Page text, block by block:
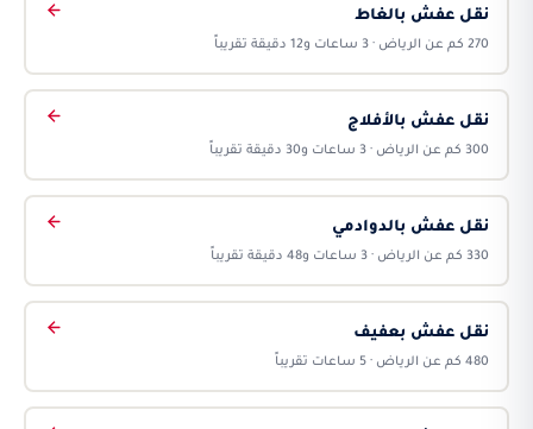
نقل عفش بالغاط
270 كم عن الرياض · 3 ساعات و12 دقيقة تقريباً
نقل عفش بالأفلاج
300 كم عن الرياض · 3 ساعات و30 دقيقة تقريباً
نقل عفش بالدوادمي
330 كم عن الرياض · 3 ساعات و48 دقيقة تقريباً
نقل عفش بعفيف
480 كم عن الرياض · 5 ساعات تقريباً